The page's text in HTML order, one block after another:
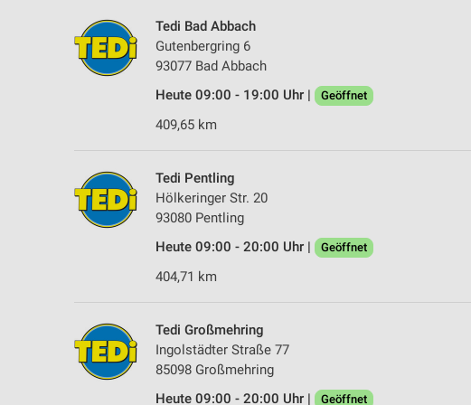
Tedi Bad Abbach
Gutenbergring 6
93077 Bad Abbach
Heute 09:00 - 19:00 Uhr |
Geöffnet
409,65 km
Tedi Pentling
Hölkeringer Str. 20
93080 Pentling
Heute 09:00 - 20:00 Uhr |
Geöffnet
404,71 km
Tedi Großmehring
Ingolstädter Straße 77
85098 Großmehring
Heute 09:00 - 20:00 Uhr |
Geöffnet